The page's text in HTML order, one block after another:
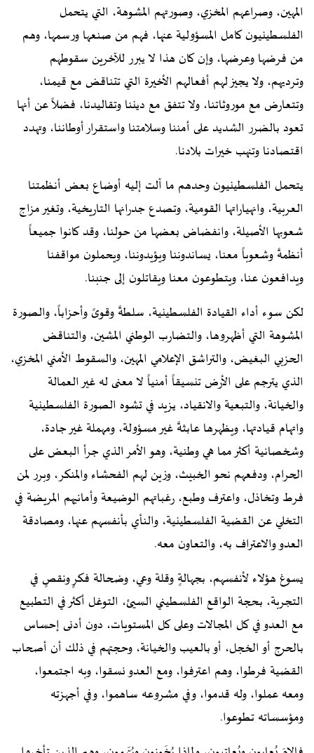
المهين، وصراعهم المخزي، وصورتهم المشوهة، التي يتحمل
الفلسطينيون كامل المسؤولية عنها، فهم من صنعها ورسمها، وهم
من فرضها وعرضها، وإن كان هذا لا يبرر للآخرين سقوطهم
وترديهم، ولا يجيز لهم أفعالهم الأخيرة التي تتناقض مع قيمنا،
وتتعارض مع موروثاتنا، ولا تتفق مع ديننا وتقاليدنا، فضلاً عن أنها
تعود بالضرر الشديد على أمننا وسلامتنا واستقرار أوطاننا، وتهدد
اقتصادنا وتنهب خيرات بلادنا.
يتحمل الفلسطينيون وحدهم ما آلت إليه أوضاع بعض أنظمتنا
العربية، وانهياراتها القومية، وتصدع جدرانها التاريخية، وتغير مزاج
شعوبها الأصيلة، وانفضاض بعضها من حولنا، وقد كانوا جميعاً
أنظمةً وشعوباً معنا، يساندوننا ويؤيدوننا، ويحملون مواقفنا
ويدافعون عنا، ويتطوعون معنا ويقاتلون إلى جنبنا.
لكن سوء أداء القيادة الفلسطينية، سلطةً وقوىً وأحزاباً، والصورة
المشوهة التي أظهروها، والتضارب الوطني المشين، والتناقض
الحزبي البغيض، والتراشق الإعلامي المهين، والسقوط الأمني المخزي،
الذي يترجم على الأرض تنسيقاً أمنياً لا معنى له غير العمالة
والخيانة، والتبعية والانقياد، يزيد في تشوه الصورة الفلسطينية
واتهام قيادتها، ويظهرها عابثةً غير مسؤولة، ومهملة غير جادة،
وشخصانية أكثر مما هي وطنية، وهو الأمر الذي جرأ البعض على
الحرام، ودفعهم نحو الخبيث، وزين لهم الفحشاء والمنكر، وبرر لمن
فرط وتخاذل، واعترف وطبع، رغباتهم الوضيعة وأمانيهم المريضة في
التخلي عن القضية الفلسطينية، والنأي بأنفسهم عنها، ومصادقة
العدو والاعتراف به، والتعاون معه.
يسوغ هؤلاء لأنفسهم، بجهالةٍ وقلة وعي، وضحالة فكرٍ ونقصٍ في
التجربة، بحجة الواقع الفلسطيني السيئ، التوغل أكثر في التطبيع
مع العدو في كل المجالات وعلى كل المستويات، دون أدنى إحساس
بالحرج أو الخجل، أو بالعيب والخيانة، وحجتهم في ذلك أن أصحاب
القضية فرطوا، وهم اعترفوا، ومع العدو نسقوا، وبه اجتمعوا،
ومعه عملوا، وله قدموا، وفي مشروعه ساهموا، وفي أجهزته
ومؤسساته تطوعوا.